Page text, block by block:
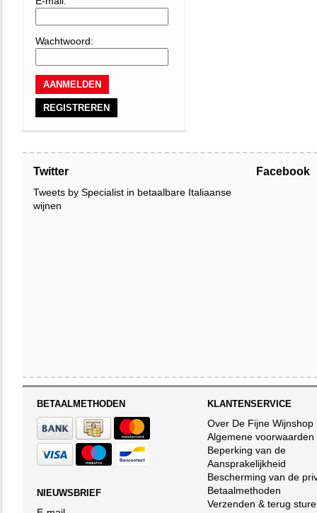
Wachtwoord:
REGISTREREN
Twitter
Tweets by Specialist in betaalbare Italiaanse
wijnen
Facebook
BETAALMETHODEN
NIEUWSBRIEF
KLANTENSERVICE
Over De Fijne Wijnshop
Algemene voorwaarden
Beperking van de
Aansprakelijkheid
Bescherming van de
Betaalmethoden
Verzenden & terug